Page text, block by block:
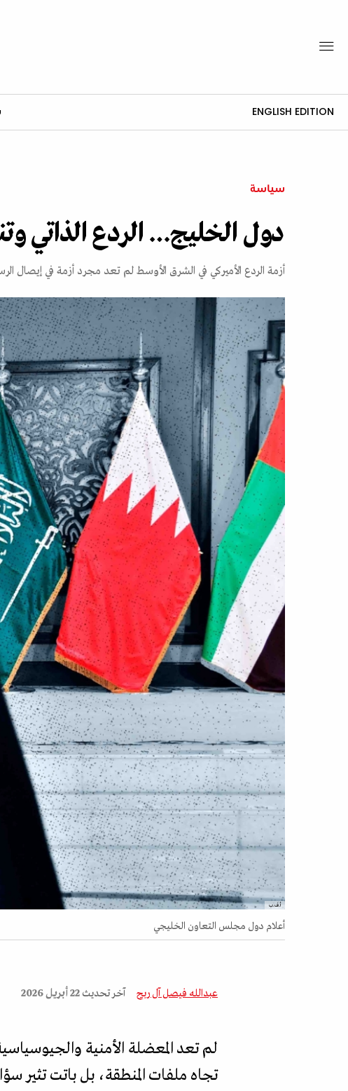
ENGLISH EDITION
سياسة
دول الخليج… الردع الذاتي
أزمة الردع الأميركي في الشرق الأوسط لم تعد مجرد أزمة في إيصال
أ.ف.ب
أعلام دول مجلس التعاون الخليجي
عبدالله فيصل آل ربح آخر تحديث 22 أبريل 2026
لم تعد المعضلة الأمنية
تجاه ملفات المنطقة، بل باتت تثير